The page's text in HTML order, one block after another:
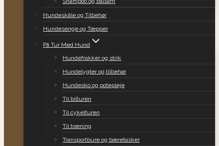
Hundeskåle og Tilbehør
Hundesenge og Tæpper
På Tur Med Hund
Hundefrakker og strik
Hundelygter og tilbehør
Hundesko og potepleje
Til bilturen
Til cykelturen
Til træning
Transportbure og bæretasker